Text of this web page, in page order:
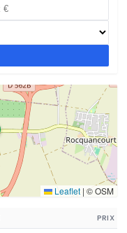
PRIX
Leaflet | © OSM